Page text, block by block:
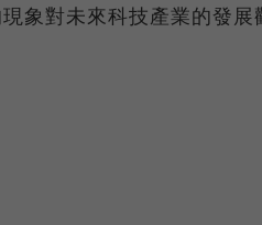
象對未來科技產業的發